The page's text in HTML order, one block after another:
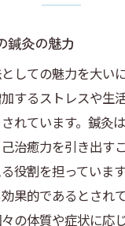
鍼灸の魅力
しての魅力を大い
するストレスや生
れています。鍼灸
治癒力を引き出す
役割を担っていま
果的であるとされ
の体質や症状に応